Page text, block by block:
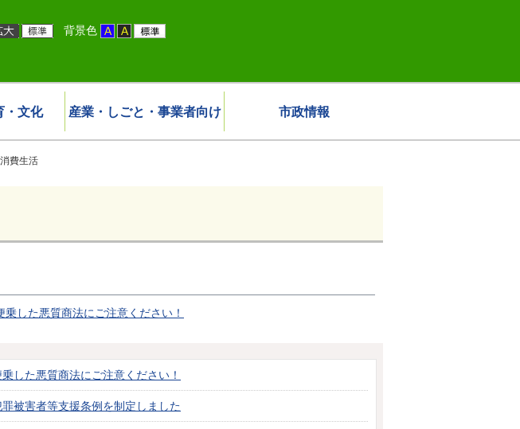
背景色
・文化 産業・しごと・事業者向け 市政情報
費生活
乗した悪質商法にご注意ください！
した悪質商法にご注意ください！
被害者等支援条例を制定しました